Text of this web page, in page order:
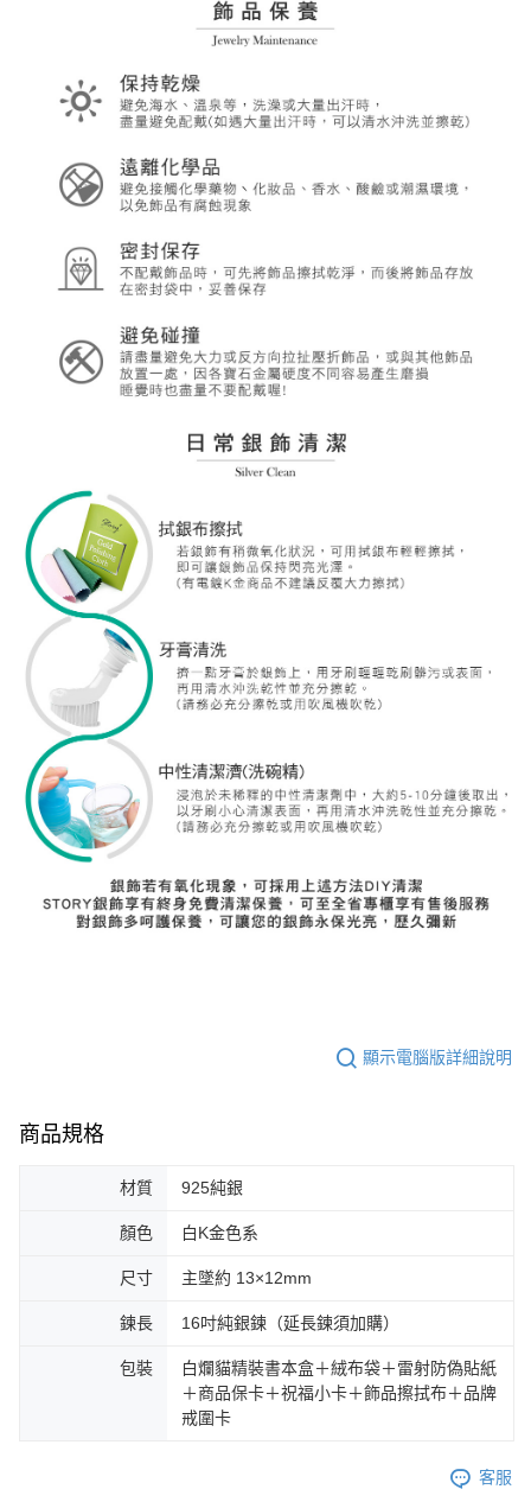
顯示電腦版詳細說明
商品規格
材質 925純銀
顏色 白K金色系
尺寸 主墜約 13×12mm
鍊長 16吋純銀鍊（延長鍊須加購）
包裝
白爛貓精裝書本盒＋絨布袋＋雷射防偽貼紙
＋商品保卡＋祝福小卡＋飾品擦拭布＋品牌
戒圍卡
客服